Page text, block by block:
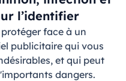
l’identifier
face à un
publicitaire qui vous
et qui peut
dangers.